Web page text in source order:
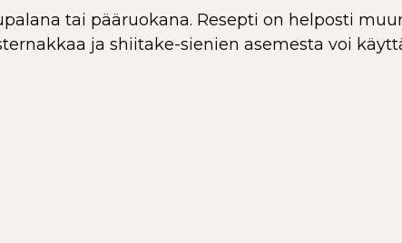
tai pääruokana. Resepti on helposti
ja shiitake-sienien asemesta voi